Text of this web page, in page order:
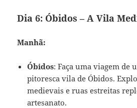
Dia 6: Óbidos – A Vila
Manhã:
Óbidos: Faça uma viagem de
pitoresca vila de Óbidos.
medievais e ruas estreitas
artesanato.